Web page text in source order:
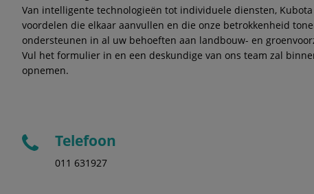
Van intelligente technologieën tot individuele diensten,
voordelen die elkaar aanvullen en die onze betrokkenheid
ondersteunen in al uw behoeften aan landbouw- en
Vul het formulier in en een deskundige van ons team zal
opnemen.
Telefoon
011 631927